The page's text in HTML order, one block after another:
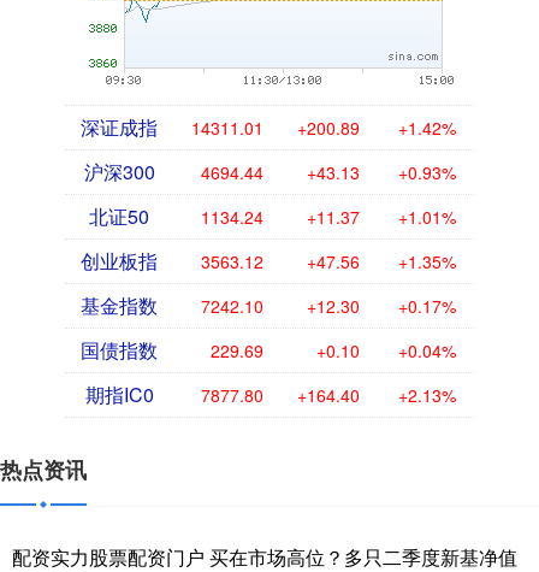
深证成指 14311.01 +200.89 +1.42%
沪深300 4694.44 +43.13 +0.93%
北证50 1134.24 +11.37 +1.01%
创业板指 3563.12 +47.56 +1.35%
基金指数 7242.10 +12.30 +0.17%
国债指数 229.69 +0.10 +0.04%
期指IC0 7877.80 +164.40 +2.13%
热点资讯
配资实力股票配资门户 买在市场高位？多只二季度新基净值